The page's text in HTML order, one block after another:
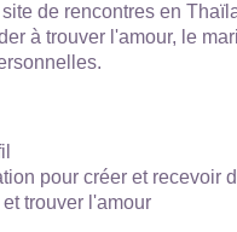
de rencontres en
à trouver l'amour, le
pour créer et recevoir
trouver l'amour